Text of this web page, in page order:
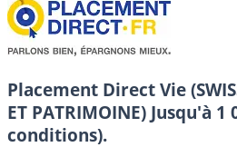
Placement Direct Vie
ET PATRIMOINE) Jusqu'à 1
conditions).